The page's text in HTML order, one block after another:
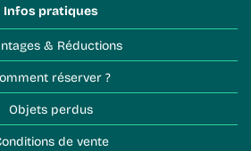
Infos pratiques
& Réductions
Comment réserver ?
Objets perdus
Conditions de vente